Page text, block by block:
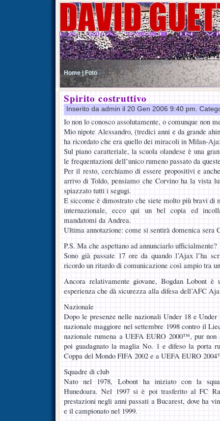
Home | Foto
Spirito costruttivo
Inserito da admin il 20 Gen 2006 9:40 pm.
Io non lo conosco assolutamente, o comunque non
Mio nipote Alessandro, (tredici anni e da grande
ha ricordato che era quello dei miracoli in Milan-
Sul piano caratteriale, la scuola olandese è una
le frequentazioni dell’unico rumeno passato da
Per il resto, cerchiamo di essere propositivi e
arrivo di Toldo, pensiamo che Corvino ha la vista
spiazzato tutti i segugi.
E siccome è dimostrato che siete molto più bravi di
internazionale, ecco qui un bel copia ed
mandatomi da Andrea.
Ultima annotazione: come si sentirà domenica sera
P.S. Ma che aspettano ad annunciarlo ufficialmente?
Sono già passate 17 ore da quando l’Ajax l’ha
ricordo un ritardo di comunicazione così ampio tra
Ancora relativamente giovane, Bogdan Lobont è
esperienza che dà sicurezza alla difesa dell’AFC
Nazionale
Dopo le presenze nelle nazionali Under 18 e
nazionale maggiore nel settembre 1998 contro il
nazionale rumena a UEFA EURO 2000™, pur non
poi guadagnato la maglia No. 1 e difeso la porta
Coppa del Mondo FIFA 2002 e a UEFA EURO
Squadre di club
Nato nel 1978, Lobont ha iniziato con la
Hunedoara. Nel 1997 si è poi trasferito al FC
prestazioni negli anni passati a Bucarest, dove ha
e il campionato nel 1999.